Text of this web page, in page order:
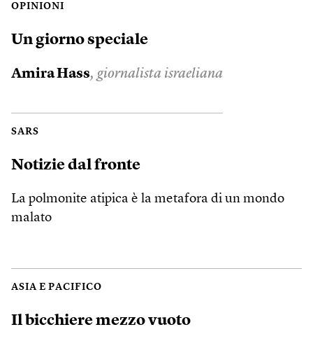
OPINIONI
Un giorno speciale
Amira Hass, giornalista israeliana
SARS
Notizie dal fronte
La polmonite atipica è la metafora di un mondo
malato
ASIA E PACIFICO
Il bicchiere mezzo vuoto